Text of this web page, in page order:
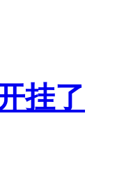
挂了